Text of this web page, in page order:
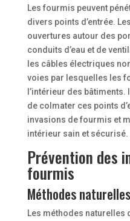
Les fourmis peuvent
divers points d’entrée.
ouvertures autour des
conduits d’eau et de
les câbles électriques
voies par lesquelles les
l’intérieur des
de colmater ces points
invasions de fourmis et
intérieur sain et sécurisé.
Prévention des
fourmis
Méthodes naturelles
Les méthodes naturelles